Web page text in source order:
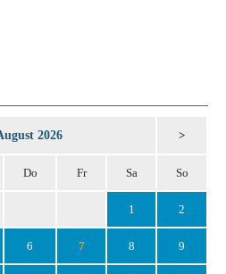
2026 >
Do Fr Sa So
1 2
6 7 8 9